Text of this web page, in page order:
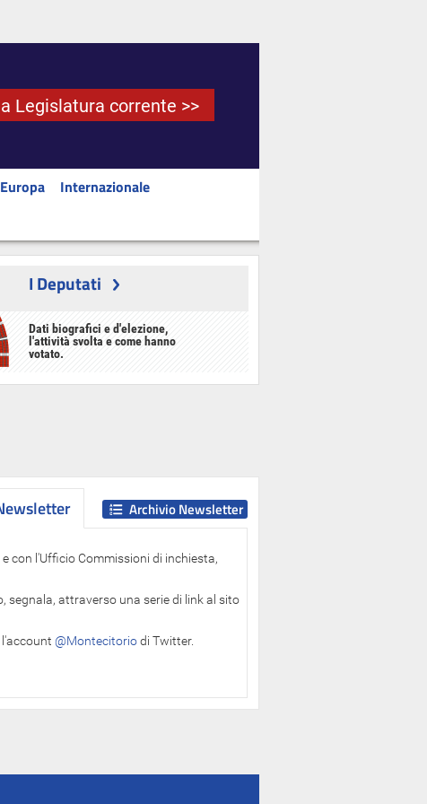
Legislatura corrente >>
Europa
Internazionale
I Deputati
Dati biografici e d'elezione,
l'attività svolta e come hanno
votato.
con l'Ufficio Commissioni di inchiesta,
segnala, attraverso una serie di link al sito
@Montecitoriodi Twitter.
Archivio Newsletter